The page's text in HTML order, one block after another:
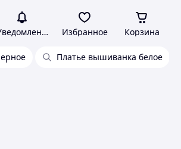
Избранное Корзина
Платье вышиванка белое